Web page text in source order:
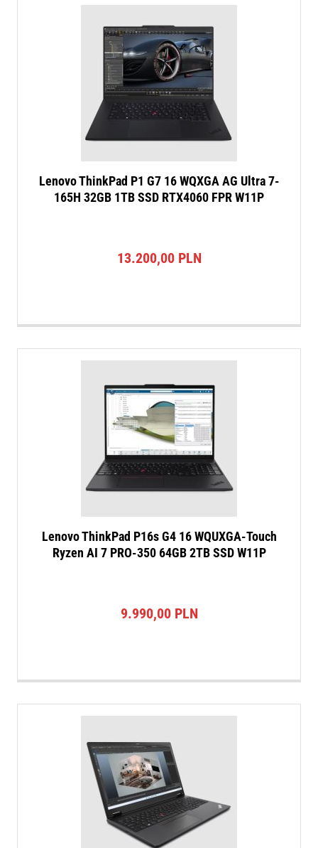
Lenovo ThinkPad P1 G7 16 WQXGA AG Ultra 7-
165H 32GB 1TB SSD RTX4060 FPR W11P
13.200,00 PLN
Lenovo ThinkPad P16s G4 16 WQUXGA-Touch
Ryzen AI 7 PRO-350 64GB 2TB SSD W11P
9.990,00 PLN